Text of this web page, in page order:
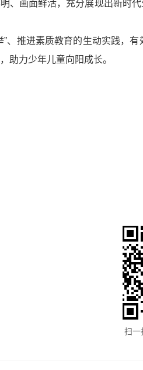
、画面鲜活，充分展现出新时
”、推进素质教育的生动实践，
助力少年儿童向阳成长。
扫一